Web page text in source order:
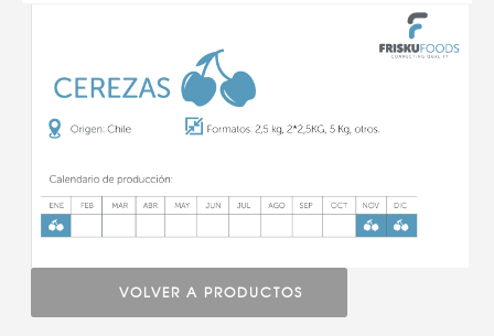
VOLVER A PRODUCTOS